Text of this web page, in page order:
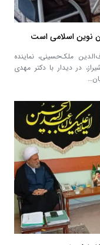
نوین اسلامی است
ملک‌حسینی، نماینده
در دیدار با دکتر مهدی